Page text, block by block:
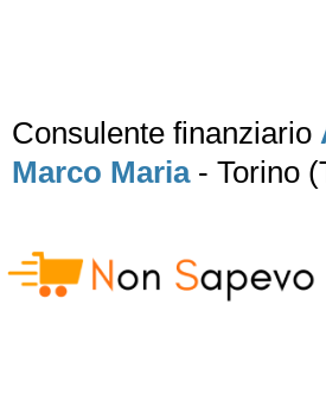
Consulente finanziario
Marco Maria- Torino